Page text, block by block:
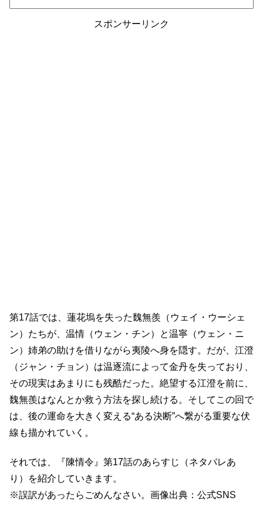
スポンサーリンク
第17話では、蓮花塢を失った魏無羨（ウェイ・ウーシェ
ン）たちが、温情（ウェン・チン）と温寧（ウェン・ニ
ン）姉弟の助けを借りながら夷陵へ身を隠す。だが、江澄
（ジャン・チョン）は温逐流によって金丹を失っており、
その現実はあまりにも残酷だった。絶望する江澄を前に、
魏無羨はなんとか救う方法を探し続ける。そしてこの回で
は、後の運命を大きく変える“ある決断”へ繋がる重要な伏
線も描かれていく。
それでは、『陳情令』第17話のあらすじ（ネタバレあ
り）を紹介していきます。
※誤訳があったらごめんなさい。画像出典：公式SNS